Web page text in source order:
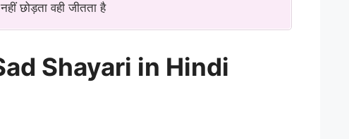
छोड़ता वही जीतता है
Shayari in Hindi